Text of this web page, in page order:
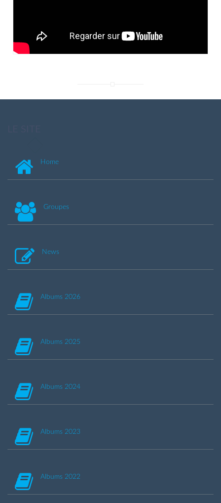
Home
Groupes
News
Albums 2026
Albums 2025
Albums 2024
Albums 2023
Albums 2022